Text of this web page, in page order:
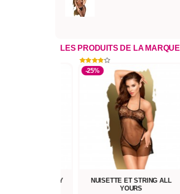
LES PRODUITS DE LA MARQUE
BEST FOREPLAY
-25%
NUISETTE ET STRING ALL
YOURS